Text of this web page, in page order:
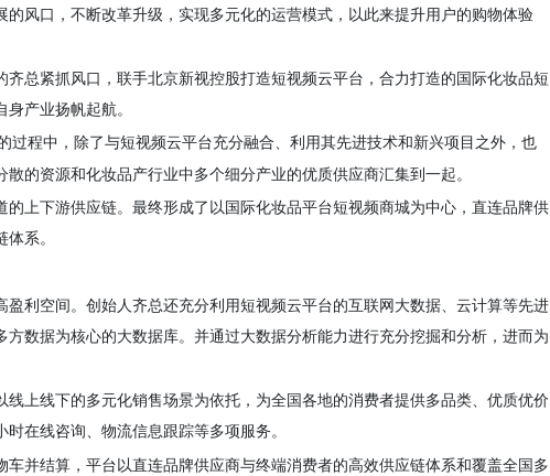
风口，不断改革升级，实现多元化的运营模式，以此来提升用户的购物体验
齐总紧抓风口，联手北京新视控股打造短视频云平台，合力打造的国际化妆品短
产业扬帆起航。
过程中，除了与短视频云平台充分融合、利用其先进技术和新兴项目之外，也
散的资源和化妆品产行业中多个细分产业的优质供应商汇集到一起。
的上下游供应链。最终形成了以国际化妆品平台短视频商城为中心，直连品牌供
系。
利空间。 创始人齐总还充分利用短视频云平台的互联网大数据、云计算等先进
数据为核心的大数据库。并通过大数据分析能力进行充分挖掘和分析，进而为
线上线下的多元化销售场景为依托，为全国各地的消费者提供多品类、优质优价
时在线咨询、物流信息跟踪等多项服务。
并结算，平台以直连品牌供应商与终端消费者的高效供应链体系和覆盖全国多